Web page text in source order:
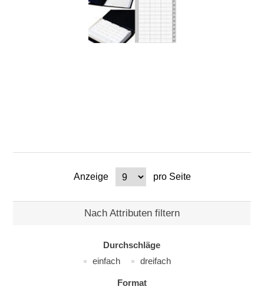
Anzeige pro Seite
Nach Attributen filtern
Durchschläge
einfach
dreifach
Format